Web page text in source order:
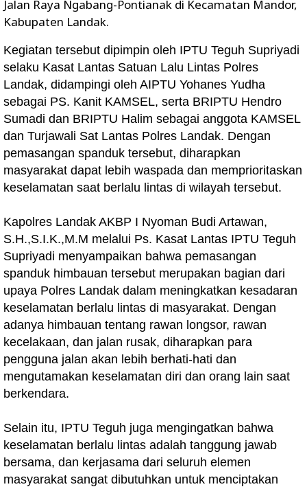
Jalan Raya Ngabang-Pontianak di Kecamatan Mandor,
Kabupaten Landak.
Kegiatan tersebut dipimpin oleh IPTU Teguh Supriyadi
selaku Kasat Lantas Satuan Lalu Lintas Polres
Landak, didampingi oleh AIPTU Yohanes Yudha
sebagai PS. Kanit KAMSEL, serta BRIPTU Hendro
Sumadi dan BRIPTU Halim sebagai anggota KAMSEL
dan Turjawali Sat Lantas Polres Landak. Dengan
pemasangan spanduk tersebut, diharapkan
masyarakat dapat lebih waspada dan memprioritaskan
keselamatan saat berlalu lintas di wilayah tersebut.
Kapolres Landak AKBP I Nyoman Budi Artawan,
S.H.,S.I.K.,M.M melalui Ps. Kasat Lantas IPTU Teguh
Supriyadi menyampaikan bahwa pemasangan
spanduk himbauan tersebut merupakan bagian dari
upaya Polres Landak dalam meningkatkan kesadaran
keselamatan berlalu lintas di masyarakat. Dengan
adanya himbauan tentang rawan longsor, rawan
kecelakaan, dan jalan rusak, diharapkan para
pengguna jalan akan lebih berhati-hati dan
mengutamakan keselamatan diri dan orang lain saat
berkendara.
Selain itu, IPTU Teguh juga mengingatkan bahwa
keselamatan berlalu lintas adalah tanggung jawab
bersama, dan kerjasama dari seluruh elemen
masyarakat sangat dibutuhkan untuk menciptakan